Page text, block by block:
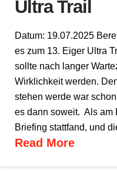
Ultra Trail
Datum: 19.07.2025
es zum 13. Eiger Ultra
sollte nach langer
Wirklichkeit werden.
stehen werde war
es dann soweit. Als am
Briefing stattfand, und
Read More